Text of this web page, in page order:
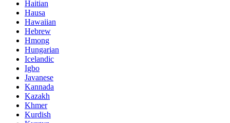
Haitian
Hausa
Hawaiian
Hebrew
Hmong
Hungarian
Icelandic
Igbo
Javanese
Kannada
Kazakh
Khmer
Kurdish